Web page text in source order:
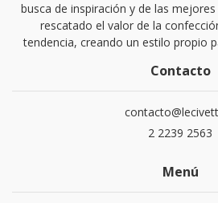
busca de inspiración y de las
rescatado el valor de la
tendencia, creando un estilo propio
Contacto
2 2239 2563
Menú